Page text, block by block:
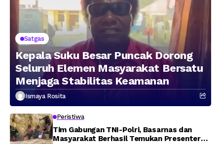
Satgas
Kepala Suku Besar Puncak Dorong
Seluruh Elemen Masyarakat Bersatu
Menjaga Stabilitas Keamanan
Ismaya Rosita
Peristiwa
Tim Gabungan TNI-Polri, Basarnas dan
Masyarakat Berhasil Temukan Presenter